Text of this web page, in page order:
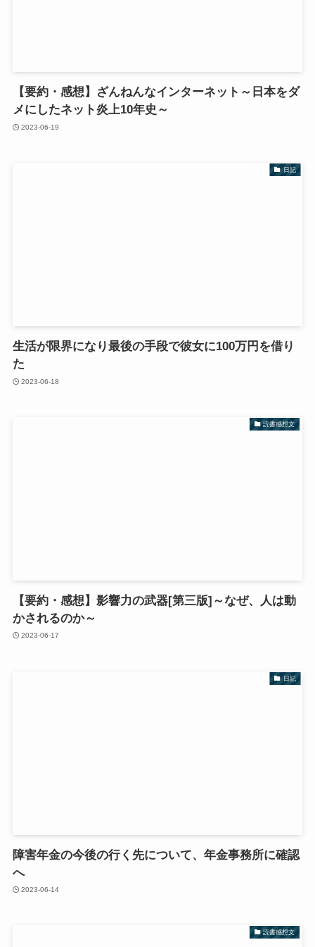
【要約・感想】ざんねんなインターネット～日本をダ
メにしたネット炎上10年史～
2023-06-19
日記
生活が限界になり最後の手段で彼女に100万円を借り
た
2023-06-18
読書感想文
【要約・感想】影響力の武器[第三版]～なぜ、人は動
かされるのか～
2023-06-17
日記
障害年金の今後の行く先について、年金事務所に確認
へ
2023-06-14
読書感想文